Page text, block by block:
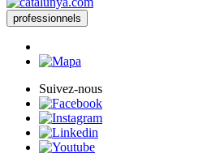
professionnels
Suivez-nous